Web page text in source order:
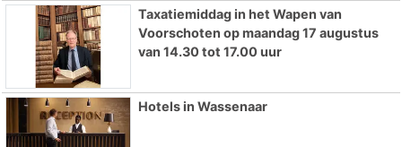
Taxatiemiddag in het Wapen van
Voorschoten op maandag 17 augustus
van 14.30 tot 17.00 uur
Hotels in Wassenaar